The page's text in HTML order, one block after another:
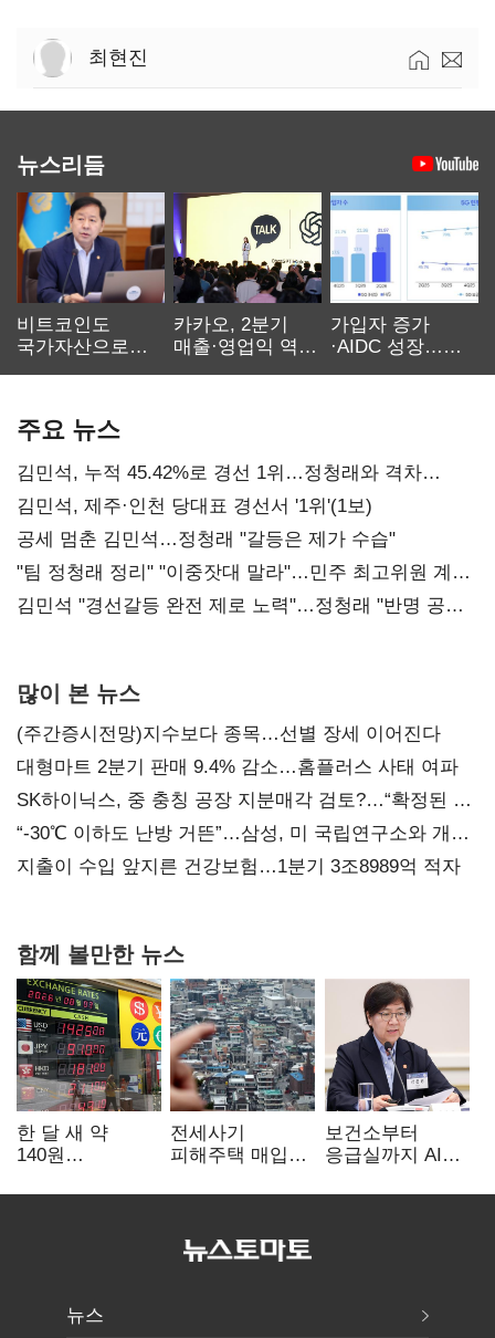
최현진
뉴스리듬
비트코인도
국가자산으로…'
카카오, 2분기
매출·영업익 역대
가입자 증가
·AIDC 성장…
주요 뉴스
김민석, 누적 45.42%로 경선 1위…정청래와 격차
0.86%p(2보)
김민석, 제주·인천 당대표 경선서 '1위'(1보)
공세 멈춘 김민석…정청래 "갈등은 제가 수습"
"팀 정청래 정리" "이중잣대 말라"…민주 최고위원 계파
다툼 격화
김민석 "경선갈등 완전 제로 노력"…정청래 "반명 공세
많이 본 뉴스
(주간증시전망)지수보다 종목…선별 장세 이어진다
대형마트 2분기 판매 9.4% 감소…홈플러스 사태 여파
SK하이닉스, 중 충칭 공장 지분매각 검토?…“확정된 바
없어”
“-30℃ 이하도 난방 거뜬”…삼성, 미 국립연구소와 개발
협력
지출이 수입 앞지른 건강보험…1분기 3조8989억 적자
함께 볼만한 뉴스
한 달 새 약
140원
엔저'에 원화
전세사기
피해주택 매입
누적 피해자
보건소부터
응급실까지 AI
혁신 본격화
뉴스